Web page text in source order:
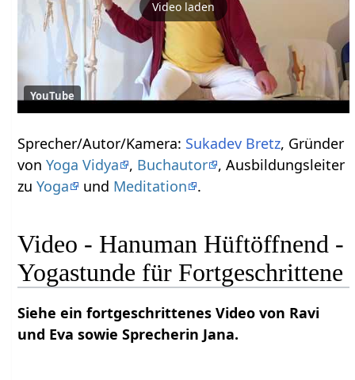
Video laden
YouTube
Sprecher/Autor/Kamera: Sukadev Bretz, Gründer
vonYoga Vidya , Buchautor , Ausbildungsleiter
zuYoga und Meditation .
Video - Hanuman Hüftöffnend -
Yogastunde für Fortgeschrittene
Siehe ein fortgeschrittenes Video von Ravi
und Eva sowie Sprecherin Jana.